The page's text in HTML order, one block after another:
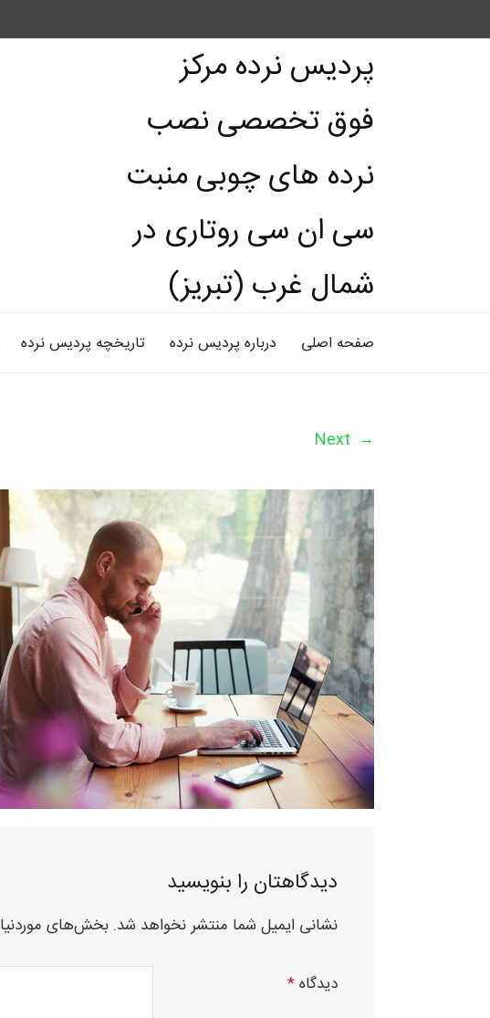
پردیس نرده مرکز
فوق تخصصی نصب
نرده های چوبی منبت
سی ان سی روتاری در
شمال غرب (تبریز)
صفحه اصلی درباره پردیس نرده تاریخچه پردیس نرده
Next →
دیدگاهتان را بنویسید
نشانی ایمیل شما منتشر نخواهد شد. بخش‌های
دیدگاه*